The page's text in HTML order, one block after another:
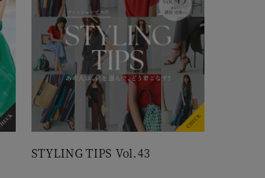
STYLING TIPS Vol.43